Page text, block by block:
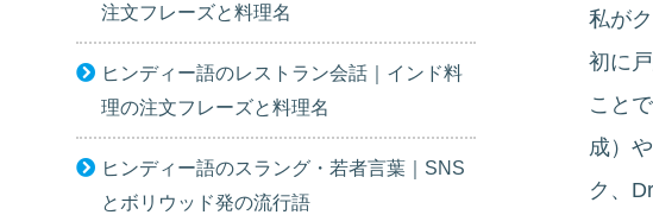
私が
初に
こと
成）
ク、
注文フレーズと料理名
ヒンディー語のレストラン会話｜インド料
理の注文フレーズと料理名
ヒンディー語のスラング・若者言葉｜SNS
とボリウッド発の流行語